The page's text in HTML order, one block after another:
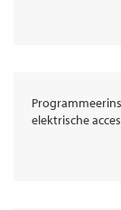
elektrische